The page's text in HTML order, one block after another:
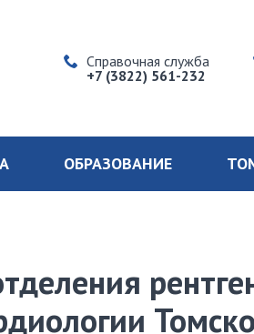
Справочная служба
+7 (3822) 561-232
ОБРАЗОВАНИЕ